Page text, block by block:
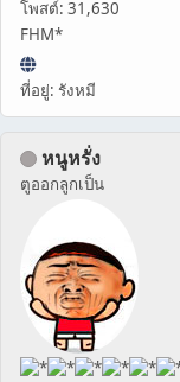
โพสต์: 31,630
FHM*
ที่อยู่: รังหมี
หนูหรั่ง
ตูออกลูกเป็น